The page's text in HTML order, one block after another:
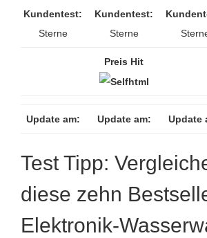
Kundentest:
Sterne
Kundentest:
Sterne
Preis Hit
Update am: Update am: Update
Test Tipp:
diese zehn
Elektronik-